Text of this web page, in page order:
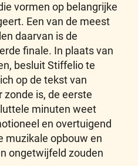
vormen op belangrijke
Een van de meest
daarvan is de
finale. In plaats van
besluit Stiffelio te
op de tekst van
zonde is, de eerste
minuten weet
en overtuigend
muzikale opbouw en
ongetwijfeld zouden